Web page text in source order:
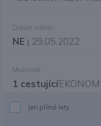
Datum odletu
NE | 29.05.2022
Možnosti
1 cestující
Jen přímé lety